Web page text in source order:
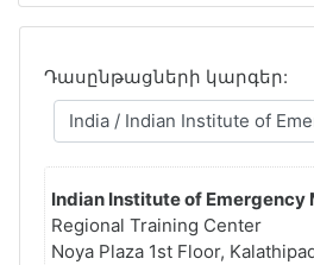
Դասընթացների կարգեր:
Indian Institute of Emergency
Regional Training Center
Noya Plaza 1st Floor,